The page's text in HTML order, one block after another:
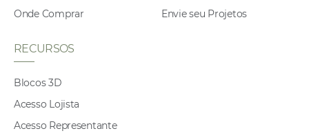
Onde Comprar
Envie seu Projetos
RECURSOS
Blocos 3D
Acesso Lojista
Acesso Representante